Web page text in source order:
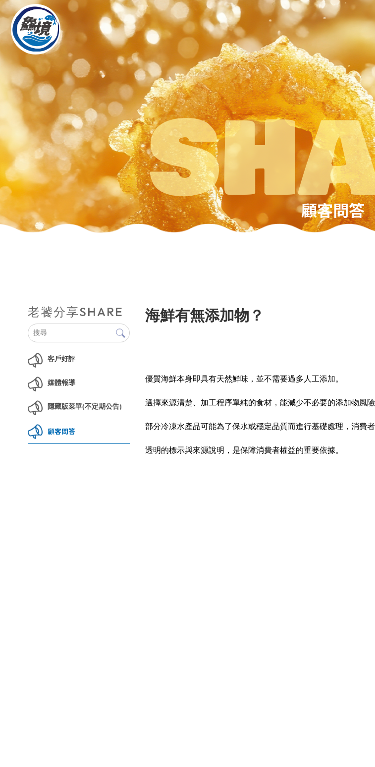
顧客問答
老饕分享SHARE
客戶好評
媒體報導
隱藏版菜單(不定期公告)
顧客問答
海鮮有無添加物？
優質海鮮本身即具有天然鮮味，並不需要過多人工添加。
選擇來源清楚、加工程序單純的食材，能減少不必要的添加物風險
部分冷凍水產品可能為了保水或穩定品質而進行基礎處理，消費
透明的標示與來源說明，是保障消費者權益的重要依據。